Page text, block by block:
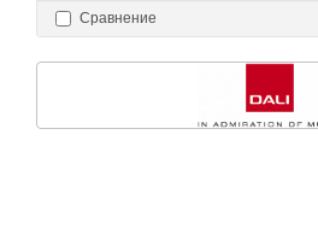
Сравнение